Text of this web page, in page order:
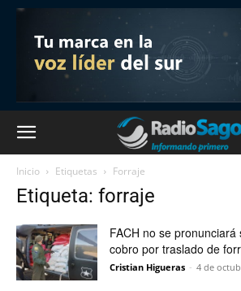
Inicio Etiquetas Forraje
Etiqueta: forraje
FACH no se
cobro por traslado de
Cristian Higueras - 4 de